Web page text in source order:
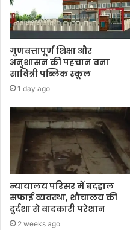
गुणवत्तापूर्ण शिक्षा और
अनुशासन की पहचान बना
सावित्री पब्लिक स्कूल
1 day ago
न्यायालय परिसर में बदहाल
सफाई व्यवस्था, शौचालय की
दुर्दशा से वादकारी परेशान
2 weeks ago